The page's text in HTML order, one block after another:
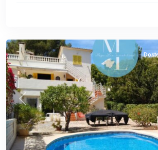
Poprzedni